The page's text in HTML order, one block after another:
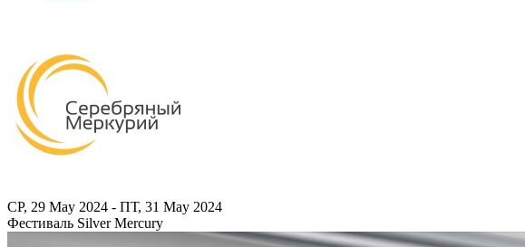
СР, 29 May 2024 - ПТ, 31 May 2024
Фестиваль Silver Mercury